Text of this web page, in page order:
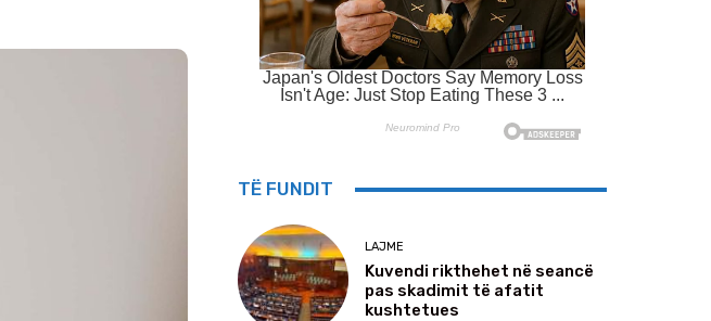
TË FUNDIT
LAJME
Kuvendi rikthehet në seancë
pas skadimit të afatit
kushtetues